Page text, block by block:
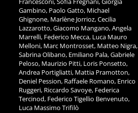
Gambino, Paolo Gatto, Michael
Ghignone, Marlène Jorrioz, Cecilia
Lazzarotto, Giacomo Mangano, Angela
Marrelli, Federico Mecca, Luca Mauro
Melloni, Marc Montrosset, Matteo Nigra,
Sabrina Olibano, Emiliano Pala, Gabriele
Peloso, Maurizio Pitti, Loris Ponsetto,
Andrea Portigliatti, Mattia Pramotton,
Deniel Pession, Raffaele Romano, Enrico
Ruggeri, Riccardo Savoye, Federica
Tercinod, Federico Tigellio Benvenuto,
Luca Massimo Trifilò